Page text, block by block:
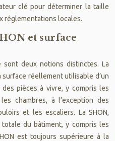
clé pour déterminer la taille
réglementations locales.
et surface
sont deux notions distinctes. La
réellement utilisable d’un
des pièces à vivre, y compris les
chambres, à l’exception des
et les escaliers. La SHON,
du bâtiment, y compris les
est toujours supérieure à la